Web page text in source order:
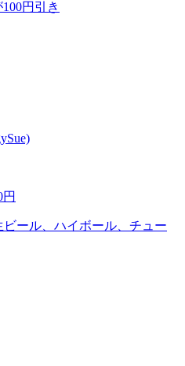
円引き
ビール、ハイボール、チュー